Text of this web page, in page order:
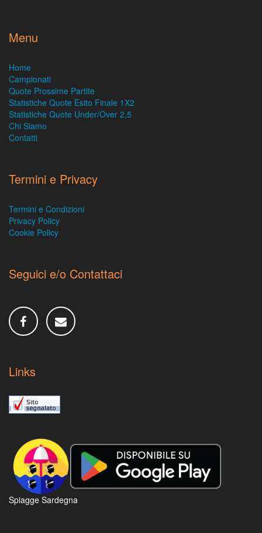
Menu
Home
Campionati
Quote Prossime Partite
Statistiche Quote Esito Finale 1X2
Statistiche Quote Under/Over 2,5
Chi Siamo
Contatti
Termini e Privacy
Termini e Condizioni
Privacy Policy
Cookie Policy
Seguici e/o Contattaci
Links
Spiagge Sardegna